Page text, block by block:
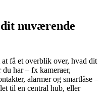
nuværende
få et overblik over, hvad dit
du har – fx kameraer,
alarmer og smartlåse –
til en central hub, eller